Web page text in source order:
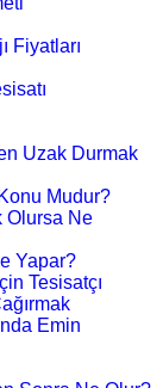
Fiyatları
Uzak Durmak
Mudur?
Olursa Ne
Yapar?
Tesisatçı
Emin